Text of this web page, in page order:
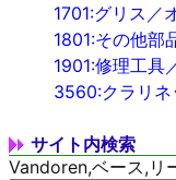
1701:グリス／
1801:その他部
1901:修理工具
3560:クラリネ
サイト内検索
Vandoren,ベース,リ